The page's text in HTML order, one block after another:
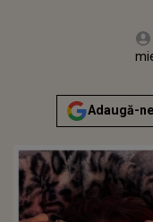
Adaugă-